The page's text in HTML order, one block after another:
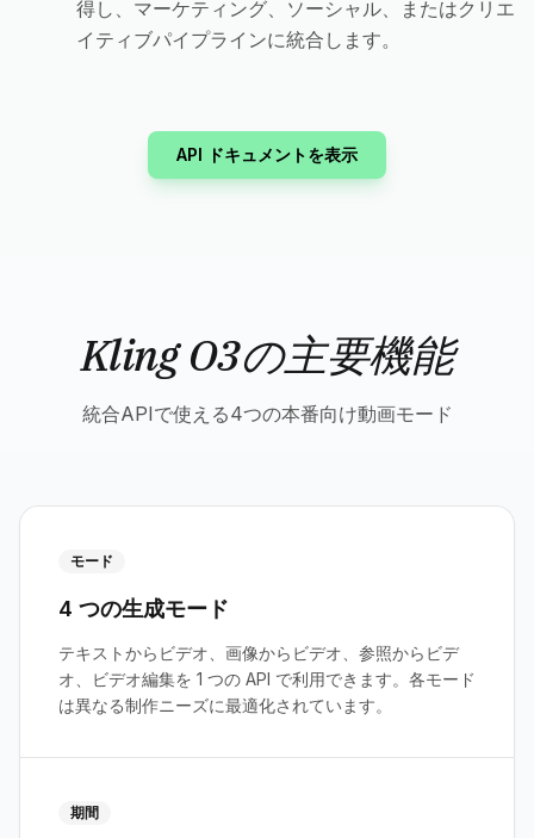
得し、マーケティング、ソーシャル、またはクリエ
イティブパイプラインに統合します。
API ドキュメントを表示
Kling O3の主要機能
統合APIで使える4つの本番向け動画モード
モード
4 つの生成モード
テキストからビデオ、画像からビデオ、参照からビデ
オ、ビデオ編集を 1 つの API で利用できます。各モード
は異なる制作ニーズに最適化されています。
期間